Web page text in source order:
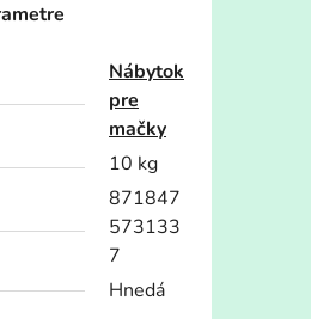
Nábytok
pre
mačky
10 kg
871847
573133
7
Hnedá